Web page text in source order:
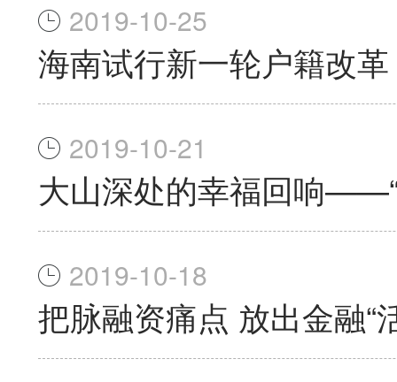
2019-10-25
海南试行新一轮户籍改
2019-10-21
大山深处的幸福回响——“
2019-10-18
把脉融资痛点 放出金融